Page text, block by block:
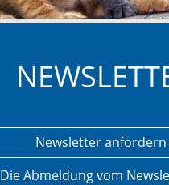
Newsletter anfordern
Die Abmeldung vom